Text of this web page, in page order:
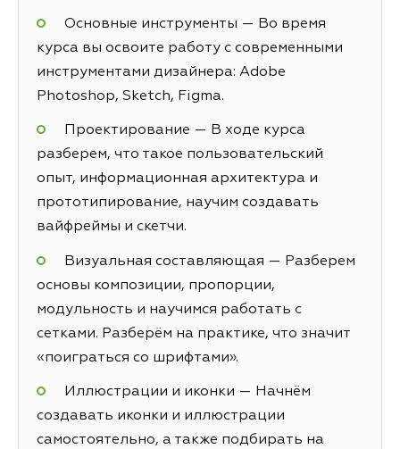
Основные инструменты — Во время
курса вы освоите работу с современными
инструментами дизайнера: Adobe
Photoshop, Sketch, Figma.
Проектирование — В ходе курса
разберем, что такое пользовательский
опыт, информационная архитектура и
прототипирование, научим создавать
вайфреймы и скетчи.
Визуальная составляющая — Разберем
основы композиции, пропорции,
модульность и научимся работать с
сетками. Разберём на практике, что значит
«поиграться со шрифтами».
Иллюстрации и иконки — Начнём
создавать иконки и иллюстрации
самостоятельно, а также подбирать на